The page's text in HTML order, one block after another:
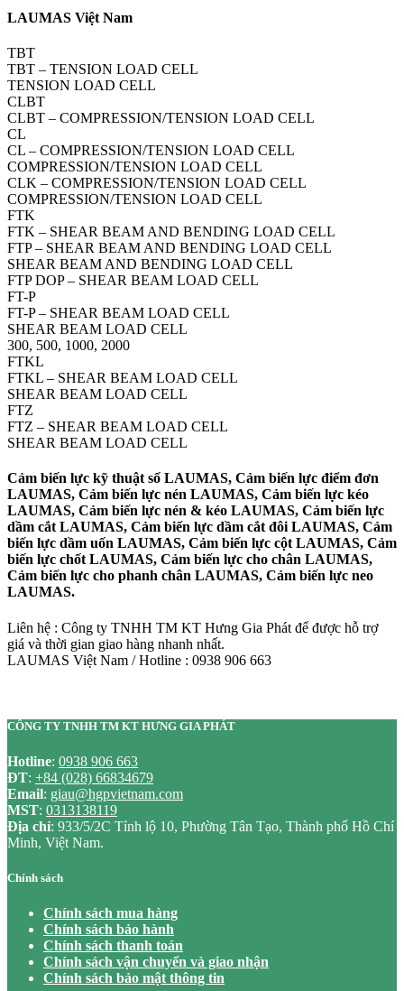
LAUMAS Việt Nam
TBT
TBT – TENSION LOAD CELL
TENSION LOAD CELL
CLBT
CLBT – COMPRESSION/TENSION LOAD CELL
CL
CL – COMPRESSION/TENSION LOAD CELL
COMPRESSION/TENSION LOAD CELL
CLK – COMPRESSION/TENSION LOAD CELL
COMPRESSION/TENSION LOAD CELL
FTK
FTK – SHEAR BEAM AND BENDING LOAD CELL
FTP – SHEAR BEAM AND BENDING LOAD CELL
SHEAR BEAM AND BENDING LOAD CELL
FTP DOP – SHEAR BEAM LOAD CELL
FT-P
FT-P – SHEAR BEAM LOAD CELL
SHEAR BEAM LOAD CELL
300, 500, 1000, 2000
FTKL
FTKL – SHEAR BEAM LOAD CELL
SHEAR BEAM LOAD CELL
FTZ
FTZ – SHEAR BEAM LOAD CELL
SHEAR BEAM LOAD CELL
Cảm biến lực kỹ thuật số LAUMAS, Cảm biến lực điểm đơn
LAUMAS, Cảm biến lực nén LAUMAS, Cảm biến lực kéo
LAUMAS, Cảm biến lực nén & kéo LAUMAS, Cảm biến lực
dầm cắt LAUMAS, Cảm biến lực dầm cắt đôi LAUMAS, Cảm
biến lực dầm uốn LAUMAS, Cảm biến lực cột LAUMAS, Cảm
biến lực chốt LAUMAS, Cảm biến lực cho chân LAUMAS,
Cảm biến lực cho phanh chân LAUMAS, Cảm biến lực neo
LAUMAS.
Liên hệ : Công ty TNHH TM KT Hưng Gia Phát để được hỗ trợ
giá và thời gian giao hàng nhanh nhất.
LAUMAS Việt Nam / Hotline : 0938 906 663
CÔNG TY TNHH TM KT HƯNG GIA PHÁT
Hotline: 0938 906 663
ĐT: +84 (028) 66834679
Email: giau@hgpvietnam.com
MST: 0313138119
Địa chỉ: 933/5/2C Tỉnh lộ 10, Phường Tân Tạo, Thành phố Hồ Chí
Minh, Việt Nam.
Chính sách
Chính sách mua hàng
Chính sách bảo hành
Chính sách thanh toán
Chính sách vận chuyển và giao nhận
Chính sách bảo mật thông tin